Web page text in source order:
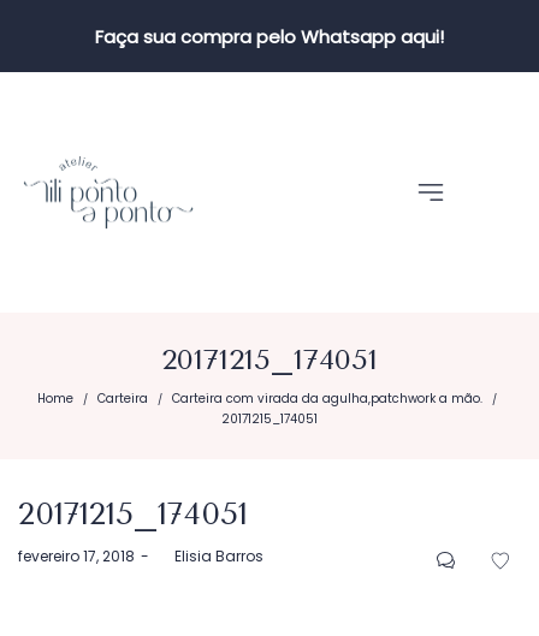
Faça sua compra pelo Whatsapp aqui!
20171215_174051
Home / Carteira / Carteira com virada da agulha,patchwork a mão. /
20171215_174051
20171215_174051
Postado
fevereiro 17, 2018 byElisia Barros